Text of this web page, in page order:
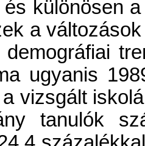
különösen
a
ugyanis
vizsgált
tanulók